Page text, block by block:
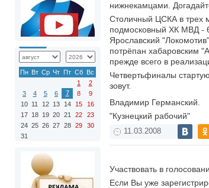
Пн Вт Ср Чт Пт Сб Вс
1
2
3
4 5 6 7 8
9
10 11 12 13 14 15
16
17 18 19 20 21 22
23
24 25 26 27 28 29
30
31
нижнекамцами.
Столичный ЦСКА в трех
подмосковный ХК МВД -
Ярославский
потрёпан хабаровским
прежде всего в
Четвертьфиналы
зовут.
Владимир Германский.
"Кузнецкий рабочий"
11.03.2008
Участвовать в
Если Вы уже